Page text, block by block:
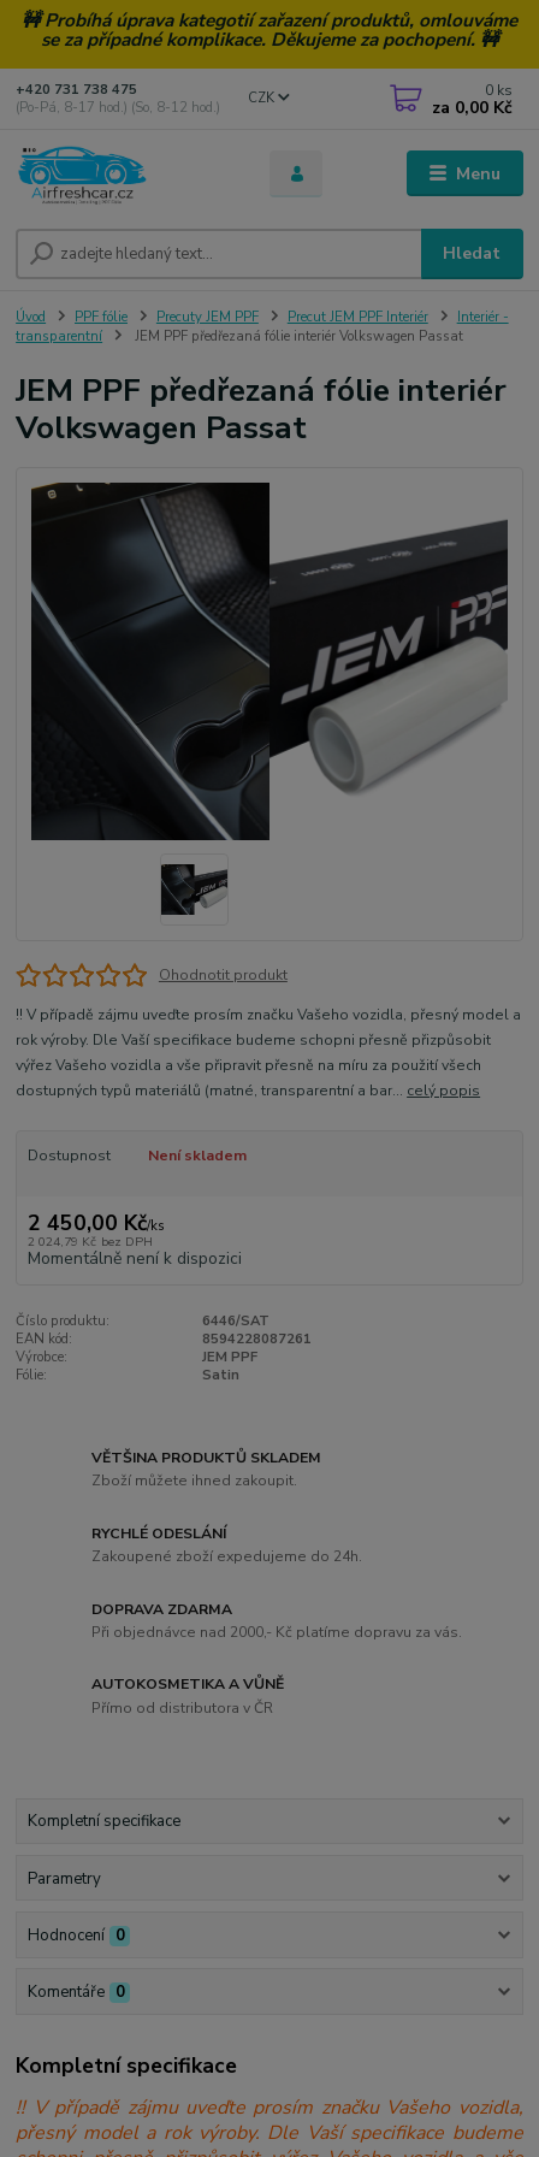
🚧 Probíhá úprava kategotií zařazení produktů, omlouváme
se za případné komplikace. Děkujeme za pochopení. 🚧
Menu
CZK
Hledat
+420 731 738 475
(Po-Pá, 8-17 hod.) (So, 8-12 hod.)
0 ks
za 0,00 Kč
Úvod PPF fólie Precuty JEM PPF Precut JEM PPF Interiér
Interiér -
transparentní
JEM PPF předřezaná fólie interiér Volkswagen Passat
JEM PPF předřezaná fólie interiér
Volkswagen Passat
Ohodnotit produkt
!! V případě zájmu uveďte prosím značku Vašeho vozidla, přesný model a
rok výroby. Dle Vaší specifikace budeme schopni přesně přizpůsobit
výřez Vašeho vozidla a vše připravit přesně na míru za použití všech
dostupných typů materiálů (matné, transparentní a bar... celý popis
Dostupnost Není skladem
2 450,00 Kč/ks
2 024,79 Kč bez DPH
Momentálně není k dispozici
Číslo produktu:
6446/SAT
EAN kód:
8594228087261
Výrobce:
JEM PPF
Fólie:
Satin
VĚTŠINA PRODUKTŮ SKLADEM
Zboží můžete ihned zakoupit.
RYCHLÉ ODESLÁNÍ
Zakoupené zboží expedujeme do 24h.
DOPRAVA ZDARMA
Při objednávce nad 2000,- Kč platíme dopravu za vás.
AUTOKOSMETIKA A VŮNĚ
Přímo od distributora v ČR
Kompletní specifikace
Parametry
Hodnocení 0
Komentáře 0
Kompletní specifikace
!! V případě zájmu uveďte prosím značku Vašeho vozidla,
přesný model a rok výroby. Dle Vaší specifikace budeme